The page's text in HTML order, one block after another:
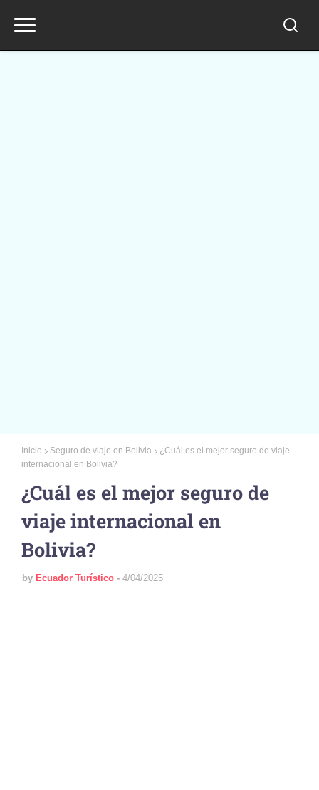
Inicio Seguro de viaje en Bolivia
¿Cuál es el mejor seguro de viaje
internacional en Bolivia?
¿Cuál es el mejor seguro de
viaje internacional en
Bolivia?
by Ecuador Turístico 4/04/2025